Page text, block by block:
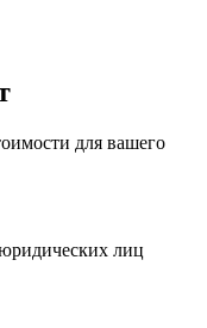
для вашего
лиц